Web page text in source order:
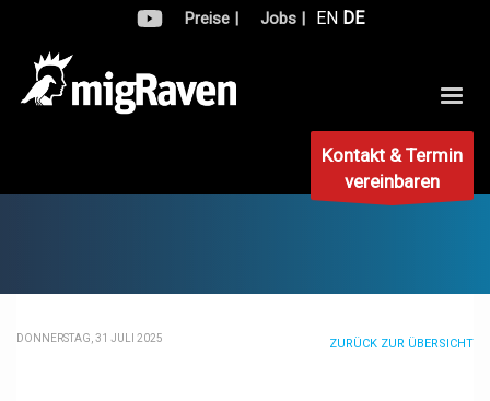
Preise | Jobs | EN DE
Kontakt & Termin
vereinbaren
ZURÜCK ZUR ÜBERSICHT
DONNERSTAG, 31 JULI 2025